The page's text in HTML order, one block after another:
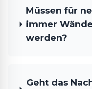
Müssen für
immer
werden?
Geht das